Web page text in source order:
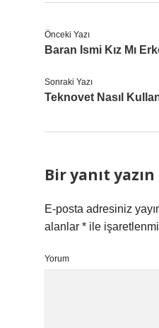
Önceki Yazı
Baran Ismi Kız Mı
Sonraki Yazı
Teknovet Nasıl
Bir yanıt yazın
E-posta adresiniz
alanlar * ile
Yorum